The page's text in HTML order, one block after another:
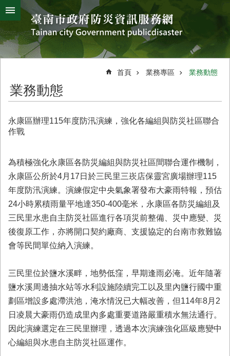
跳到主要內容區塊
搜
尋
進
階
搜
熱
字
颱
風
災
害
救
辦
簡
介
災
防
新
聞
業
區
便
民
服
務
首頁 業務專區 業務動態
業務動態
永康區辦理115年度防汛演練，強化各編組與防災社區聯合
作戰
為積極強化永康區各防災編組與防災社區間聯合運作機制，
永康區公所於4月17日於三民里三崁店保靈宮廣場辦理115
年度防汛演練。演練假定中央氣象署發布大豪雨特報，預估
24小時累積雨量平地達350-400毫米，永康區各防災編組及
三民里水患自主防災社區進行各項災前整備、災中應變、災
後復原工作，亦將開口契約廠商、支援協定的台南市救難協
會等民間單位納入演練。
三民里位於鹽水溪畔，地勢低窪，早期逢雨必淹。近年隨著
鹽水溪周邊抽水站等水利設施陸續完工以及里內鹽行國中重
劃區增設多處滯洪池，淹水情況已大幅改善，但114年8月2
日凌晨大豪雨仍造成里內多處重要道路嚴重積水無法通行。
因此演練選定在三民里辦理，透過本次演練強化區級應變中
心編組與水患自主防災社區運作。